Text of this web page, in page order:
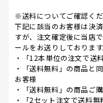
※送料についてご確認く
下記に該当のお客様は決
すが、注文確定後に当店
ールをお送りしております
・「12本単位の注文で送
・「送料無料」の商品と
お客様
・「送料無料」の商品ご
・「2セット注文で送料